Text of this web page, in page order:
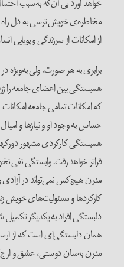
مخاطره‌ی خویش ترسی به دل راه
از امکانات از سرزندگی و پویایی
برابری به هر صورت، ولی به‌ویژه
همبستگی بین اعضای جامعه را
که امکانات تمامی جامعه
حساس به وجود او و نیازها و
همبستگی کارکردی مشهور
فراتر خواهد رفت. وابستگی نفی
مدرن هیچ‌کس نمی‌تواند در آزادی
کارکردها و مسئولیت‌های خویش
دلبستگی افراد به یکدیگر تکمیل
همان دلبستگی‌ای است که از
مدرن به‌سان دوستی، عشق و